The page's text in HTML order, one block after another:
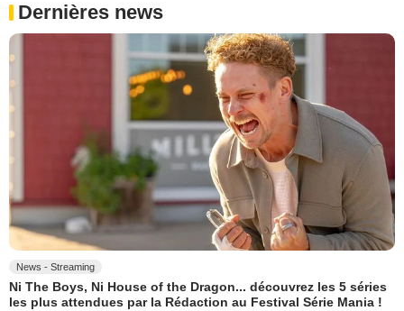
Dernières news
News - Streaming
Ni The Boys, Ni House of the Dragon... découvrez les 5 séries
les plus attendues par la Rédaction au Festival Série Mania !